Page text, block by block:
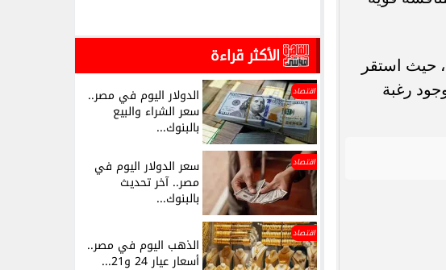
حيث استقر
رغبة
الأكثر قراءة
اقتصاد الدولار اليوم في مصر..
سعر الشراء والبيع
بالبنوك...
اقتصاد سعر الدولار اليوم في
مصر.. آخر تحديث
بالبنوك...
اقتصاد
الذهب اليوم في مصر..
أسعار عيار 24 و21...